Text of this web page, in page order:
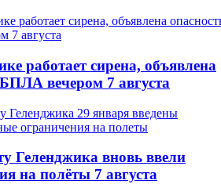
работает сирена, объявлена
вечером 7 августа
Геленджика вновь ввели
на полёты 7 августа